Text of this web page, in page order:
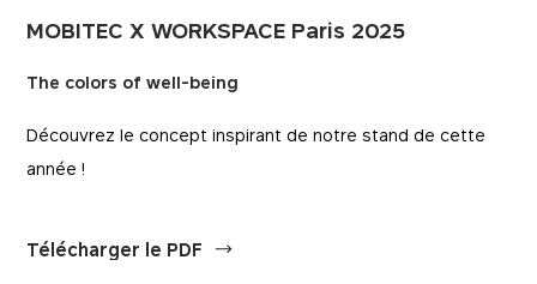
MOBITEC X WORKSPACE Paris 2025
The colors of well-being
Découvrez le concept inspirant de notre stand de cette
année !
Télécharger le PDF